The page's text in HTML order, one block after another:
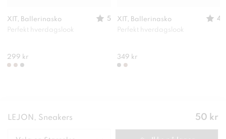
XIT, Ballerinasko
5
Perfekt hverdagslook
299 kr
XIT, Ballerinasko
4
Perfekt hverdagslook
349 kr
LEJON, Sneakers Pris:
50 kr